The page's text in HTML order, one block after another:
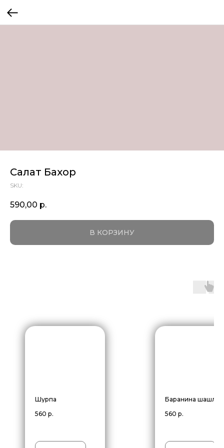
Салат Бахор
SKU:
590,00 р.
В КОРЗИНУ
Шурпа
560 р.
Баранина шашлык
560 р.